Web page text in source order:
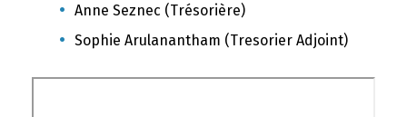
Anne Seznec (Trésorière)
Sophie Arulanantham (Tresorier Adjoint)